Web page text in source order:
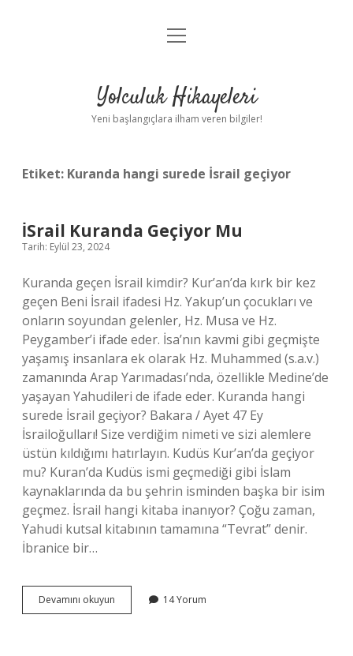
Anasayfa
Yasal Uyarı
menüyü
Yolculuk Hikayeleri
Yeni başlangıçlara ilham veren bilgiler!
Etiket: Kuranda hangi surede İsrail geçiyor
İSrail Kuranda Geçiyor Mu
Tarih: Eylül 23, 2024
Kuranda geçen İsrail kimdir? Kur’an’da kırk bir kez
geçen Beni İsrail ifadesi Hz. Yakup’un çocukları ve
onların soyundan gelenler, Hz. Musa ve Hz.
Peygamber’i ifade eder. İsa’nın kavmi gibi geçmişte
yaşamış insanlara ek olarak Hz. Muhammed (s.a.v.)
zamanında Arap Yarımadası’nda, özellikle Medine’de
yaşayan Yahudileri de ifade eder. Kuranda hangi
surede İsrail geçiyor? Bakara / Ayet 47 Ey
İsrailoğulları! Size verdiğim nimeti ve sizi alemlere
üstün kıldığımı hatırlayın. Kudüs Kur’an’da geçiyor
mu? Kuran’da Kudüs ismi geçmediği gibi İslam
kaynaklarında da bu şehrin isminden başka bir isim
geçmez. İsrail hangi kitaba inanıyor? Çoğu zaman,
Yahudi kutsal kitabının tamamına “Tevrat” denir.
İbranice bir…
Devamını okuyun
Kuranda
14 Yorum